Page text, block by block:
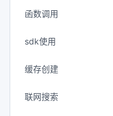
函数调用
sdk使用
缓存创建
联网搜索